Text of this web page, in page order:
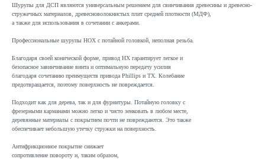
Шурупы для ДСП являются универсальным решением для свинчивания древесины и древесно-
стружечных материалов, древесноволокнистых плит средней плотности (МДФ),
а также для использования в сочетании с анкерами.
Профессиональные шурупы HOX с потайной головкой, неполная резьба.
Благодаря своей конической форме, привод HX гарантирует легкое и
безопасное завинчивание винта и оптимальную передачу усилия
благодаря сочетанию преимуществ привода Phillips и TX. Колебание
предотвращается, поэтому поверхность не повреждается.
Подходит как для дерева, так и для фурнитуры. Потайную головку с
фрезерными карманами можно легко и чисто зенковать в любом месте,
деревянные материалы с покрытием почти не повреждаются. Это также
обеспечивает небольшую утечку стружки на поверхность.
Антифрикционное покрытие снижает
сопротивление повороту и, таким образом,